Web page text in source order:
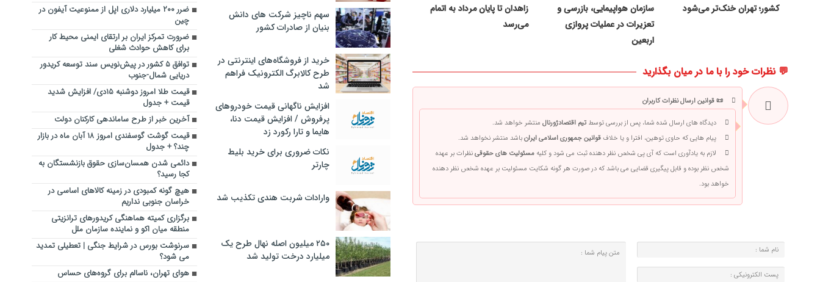
کشور؛ تهران خنک‌تر می‌شود
سازمان هواپیمایی، بازرسی و
تعزیرات در عملیات پروازی
اربعین
زاهدان تا پایان مرداد به اتمام
می‌رسد
💬 نظرات خود را با ما در میان بگذارید
📜 قوانین ارسال نظرات کاربران
دیدگاه های ارسال شده شما، پس از بررسی توسط تیم اقتصادژورنال منتشر خواهد شد.
پیام هایی که حاوی توهین، افترا و یا خلاف قوانین جمهوری اسلامی ایرانباشد منتشر نخواهد شد.
لازم به یادآوری است که آی پی شخص نظر دهنده ثبت می شود و کلیه مسئولیت های حقوقینظرات بر عهده
شخص نظر بوده و قابل پیگیری قضایی می باشد که در صورت هر گونه شکایت مسئولیت بر عهده شخص نظر دهنده
خواهد بود.
سهم ناچیز شرکت های دانش
بنیان از صادرات کشور
خرید از فروشگاه‌های اینترنتی در
طرح کالابرگ الکترونیک فراهم
شد
افزایش ناگهانی قیمت خودروهای
پرفروش / افزایش قیمت دنا،
هایما و تارا رکورد زد
نکات ضروری برای خرید بلیط
چارتر
وارادات شربت هندی تکذیب شد
۲۵۰ میلیون اصله نهال طرح یک
میلیارد درخت تولید شد
ضرر ۲۰۰ میلیارد دلاری اپل از ممنوعیت آیفون در
چین
ضرورت تمرکز ایران بر ارتقای ایمنی محیط کار
برای کاهش حوادث شغلی
توافق ۵ کشور در پیش‌نویس سند توسعه کریدور
دریایی شمال-جنوب
قیمت طلا امروز دوشنبه ۱۵دی/ افزایش شدید
قیمت + جدول
آخرین خبر از طرح ساماندهی کارکنان دولت
قیمت گوشت گوسفندی امروز ۱۸ آبان ماه در بازار
چند؟ + جدول
دائمی شدن همسان‌سازی حقوق بازنشستگان به
کجا رسید؟
هیچ گونه کمبودی در زمینه کالاهای اساسی در
خراسان جنوبی نداریم
برگزاری کمیته هماهنگی کریدورهای ترانزیتی
منطقه میان اکو و نماینده سازمان ملل
سرنوشت بورس در شرایط جنگی | تعطیلی تمدید
می شود؟
هوای تهران، ناسالم برای گروه‌های حساس